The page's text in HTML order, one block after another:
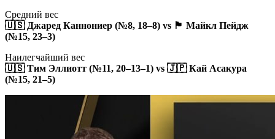
Средний вес
🇺🇸 Джаред Каннониер (№8, 18–8) vs 🏴󠁧󠁢󠁥󠁮󠁧󠁿 Майкл Пейдж
(№15, 23–3)
Наилегчайший вес
🇺🇸 Тим Эллиотт (№11, 20–13–1) vs 🇯🇵 Кай Асакура
(№15, 21–5)